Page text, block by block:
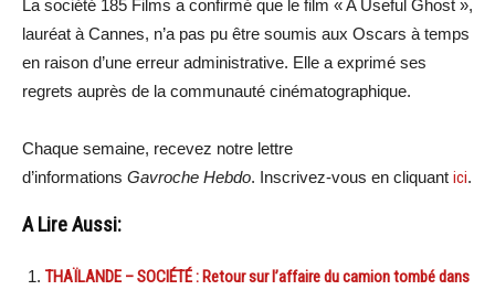
La société 185 Films a confirmé que le film « A Useful Ghost »,
lauréat à Cannes, n’a pas pu être soumis aux Oscars à temps
en raison d’une erreur administrative. Elle a exprimé ses
regrets auprès de la communauté cinématographique.
Chaque semaine, recevez notre lettre
d’informations Gavroche Hebdo. Inscrivez-vous en cliquant ici.
A Lire Aussi:
THAÏLANDE – SOCIÉTÉ : Retour sur l’affaire du camion tombé dans